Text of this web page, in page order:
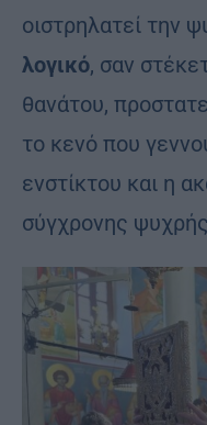
οιστρηλατεί την
λογικό, σαν
θανάτου,
το κενό που
ενστίκτου και η
σύγχρονης